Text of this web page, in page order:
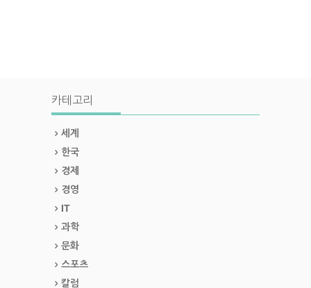
카테고리
세계
한국
경제
경영
IT
과학
문화
스포츠
칼럼